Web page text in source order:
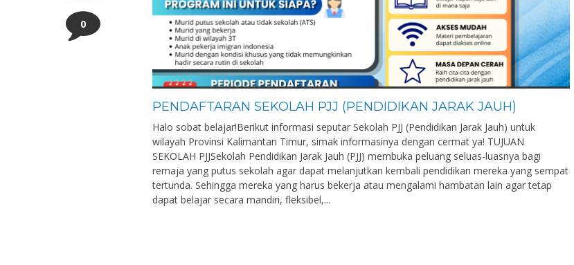
0
PENDAFTARAN SEKOLAH PJJ (PENDIDIKAN JARAK JAUH)
Halo sobat belajar!Berikut informasi seputar Sekolah PJJ (Pendidikan Jarak Jauh) untuk
wilayah Provinsi Kalimantan Timur, simak informasinya dengan cermat ya! TUJUAN
SEKOLAH PJJSekolah Pendidikan Jarak Jauh (PJJ) membuka peluang seluas-luasnya bagi
remaja yang putus sekolah agar dapat melanjutkan kembali pendidikan mereka yang sempat
tertunda. Sehingga mereka yang harus bekerja atau mengalami hambatan lain agar tetap
dapat belajar secara mandiri, fleksibel,...